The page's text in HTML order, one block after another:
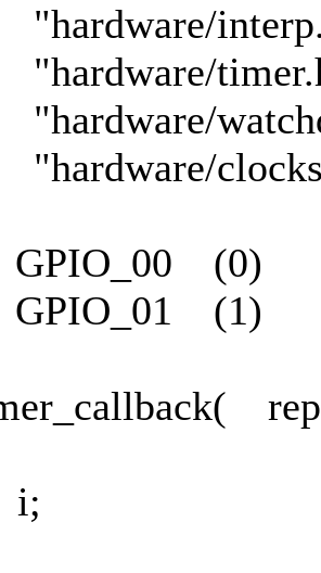
"hardware/
"hardware/
"hardware/
(0)
(1)